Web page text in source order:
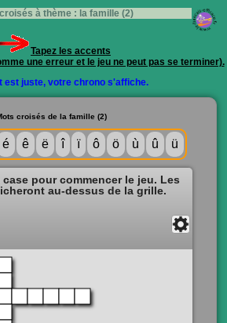
à thème : la famille (2)
Tapez les accents
une erreur et le jeu ne peut pas se terminer).
est juste, votre chrono s'affiche.
croisés de la famille (2)
é ê ë î ï ô ö ù û ü
pour commencer le jeu. Les
au-dessus de la grille.
Fermer